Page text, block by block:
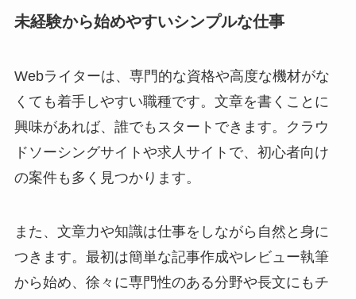
未経験から始めやすいシンプルな仕事
Webライターは、専門的な資格や高度な機材がな
くても着手しやすい職種です。文章を書くことに
興味があれば、誰でもスタートできます。クラウ
ドソーシングサイトや求人サイトで、初心者向け
の案件も多く見つかります。
また、文章力や知識は仕事をしながら自然と身に
つきます。最初は簡単な記事作成やレビュー執筆
から始め、徐々に専門性のある分野や長文にもチ